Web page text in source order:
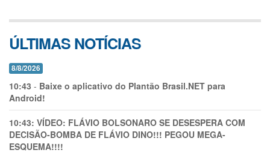
ÚLTIMAS NOTÍCIAS
8/8/2026
10:43 - Baixe o aplicativo do Plantão Brasil.NET para
Android!
10:43: VÍDEO: FLÁVIO BOLSONARO SE DESESPERA COM
DECISÃO-BOMBA DE FLÁVIO DINO!!! PEGOU MEGA-
ESQUEMA!!!!